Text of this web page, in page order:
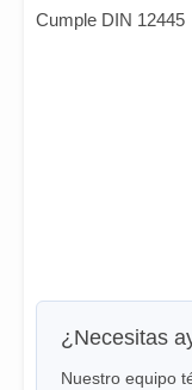
Cumple DIN 12445
¿Necesitas
Nuestro equipo